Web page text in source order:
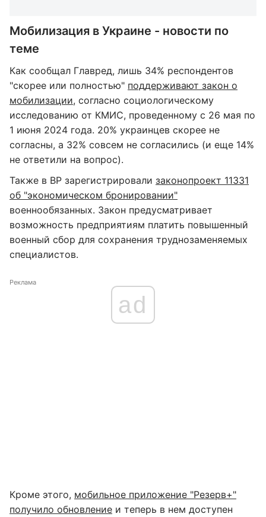
Мобилизация в Украине - новости по
теме
Как сообщал Главред, лишь 34% респондентов
"скорее или полностью" поддерживают закон о
мобилизации, согласно социологическому
исследованию от КМИС, проведенному с 26 мая по
1 июня 2024 года. 20% украинцев скорее не
согласны, а 32% совсем не согласились (и еще 14%
не ответили на вопрос).
Также в ВР зарегистрировали законопроект 11331
об "экономическом бронировании"
военнообязанных. Закон предусматривает
возможность предприятиям платить повышенный
военный сбор для сохранения труднозаменяемых
специалистов.
Реклама
ad
Кроме этого, мобильное приложение "Резерв+"
получило обновление и теперь в нем доступен